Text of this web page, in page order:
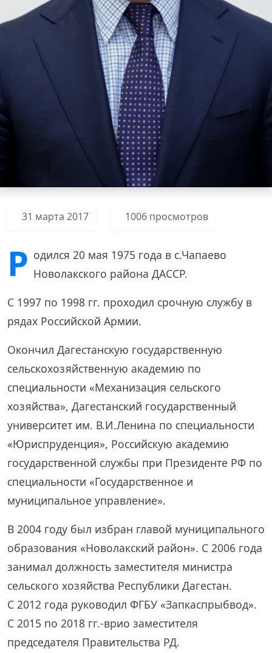
31 марта 2017 1006 просмотров
Р одился 20 мая 1975 года в с.Чапаево
Новолакского района ДАССР.
С 1997 по 1998 гг. проходил срочную службу в
рядах Российской Армии.
Окончил Дагестанскую государственную
сельскохозяйственную академию по
специальности «Механизация сельского
хозяйства», Дагестанский государственный
университет им. В.И.Ленина по специальности
«Юриспруденция», Российскую академию
государственной службы при Президенте РФ по
специальности «Государственное и
муниципальное управление».
В 2004 году был избран главой муниципального
образования «Новолакский район». С 2006 года
занимал должность заместителя министра
сельского хозяйства Республики Дагестан.
С 2012 года руководил ФГБУ «Запкаспрыбвод».
С 2015 по 2018 гг.-врио заместителя
председателя Правительства РД.